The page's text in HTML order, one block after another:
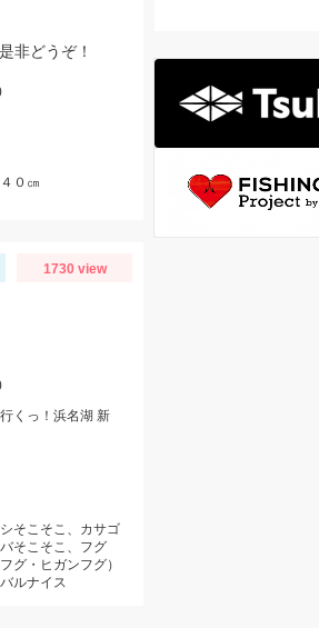
非どうぞ！
０㎝
1730 view
くっ！浜名湖 新
そこそこ、カサゴ
そこそこ、フグ
グ・ヒガンフグ）
ルナイス